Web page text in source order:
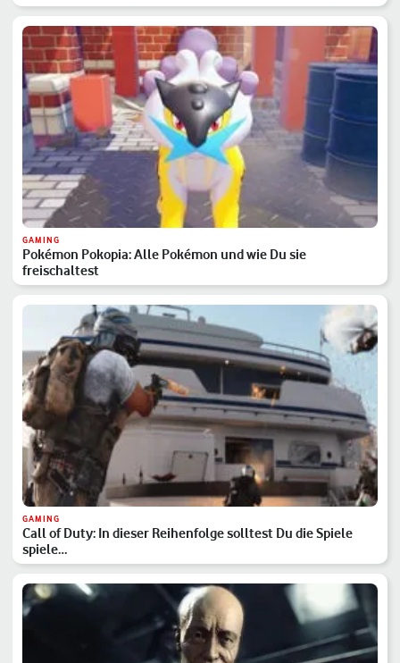
GAMING
Pokémon Pokopia: Alle Pokémon und wie Du sie
freischaltest
GAMING
Call of Duty: In dieser Reihenfolge solltest Du die Spiele
spiele…